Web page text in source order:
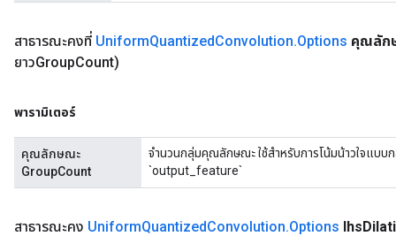
สาธารณะคงที่ UniformQuantizedConvolution.Options คุณลัก
ยาวGroupCount)
พารามิเตอร์
คุณลักษณะ
GroupCount
จำนวนกลุ่มคุณลักษณะ ใช้สำหรับการโน้มน้าวใจแบ
`output_feature`
สาธารณะคง UniformQuantizedConvolution.Options lhs